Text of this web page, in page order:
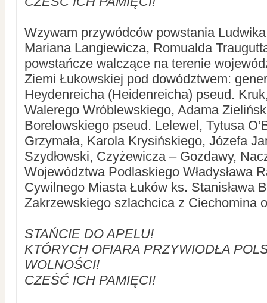
Wzywam przywódców powstania
Mariana Langiewicza, Romualda
powstańcze walczące na terenie
Ziemi Łukowskiej pod dowództwem:
Heydenreicha (Heidenreicha) pseud.
Walerego Wróblewskiego, Adama
Borelowskiego pseud. Lelewel, Tytusa
Grzymała, Karola Krysińskiego, Józefa
Szydłowski, Czyżewicza – Gozdawy,
Województwa Podlaskiego Władysława
Cywilnego Miasta Łuków ks. Stanisława
Zakrzewskiego szlachcica z Ciechomina
STAŃCIE DO APELU!
KTÓRYCH OFIARA PRZYWIODŁA
WOLNOŚCI!
CZEŚĆ ICH PAMIĘCI!